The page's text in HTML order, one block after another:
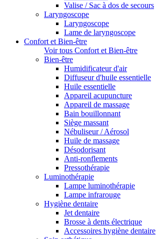
Valise / Sac à dos de secours
Laryngoscope
Laryngoscope
Lame de laryngoscope
Confort et Bien-être
Voir tous Confort et Bien-être
Bien-être
Humidificateur d'air
Diffuseur d'huile essentielle
Huile essentielle
Appareil acupuncture
Appareil de massage
Bain bouillonnant
Siège massant
Nébuliseur / Aérosol
Huile de massage
Désodorisant
Anti-ronflements
Pressothérapie
Luminothérapie
Lampe luminothérapie
Lampe infrarouge
Hygiène dentaire
Jet dentaire
Brosse à dents électrique
Accessoires hygiène dentaire